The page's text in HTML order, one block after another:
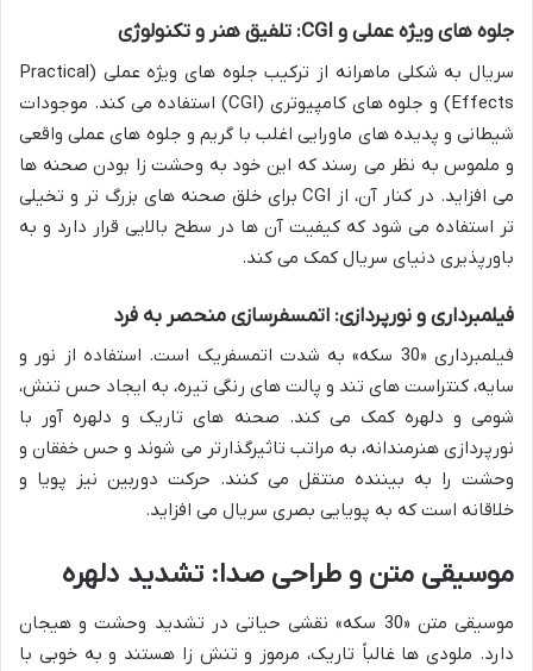
جلوه های ویژه عملی و CGI: تلفیق هنر و تکنولوژی
سریال به شکلی ماهرانه از ترکیب جلوه های ویژه عملی (Practical
Effects) و جلوه های کامپیوتری (CGI) استفاده می کند. موجودات
شیطانی و پدیده های ماورایی اغلب با گریم و جلوه های عملی واقعی
و ملموس به نظر می رسند که این خود به وحشت زا بودن صحنه ها
می افزاید. در کنار آن، از CGI برای خلق صحنه های بزرگ تر و تخیلی
تر استفاده می شود که کیفیت آن ها در سطح بالایی قرار دارد و به
باورپذیری دنیای سریال کمک می کند.
فیلمبرداری و نورپردازی: اتمسفرسازی منحصر به فرد
فیلمبرداری «30 سکه» به شدت اتمسفریک است. استفاده از نور و
سایه، کنتراست های تند و پالت های رنگی تیره، به ایجاد حس تنش،
شومی و دلهره کمک می کند. صحنه های تاریک و دلهره آور با
نورپردازی هنرمندانه، به مراتب تاثیرگذارتر می شوند و حس خفقان و
وحشت را به بیننده منتقل می کنند. حرکت دوربین نیز پویا و
خلاقانه است که به پویایی بصری سریال می افزاید.
موسیقی متن و طراحی صدا: تشدید دلهره
موسیقی متن «30 سکه» نقشی حیاتی در تشدید وحشت و هیجان
دارد. ملودی ها غالباً تاریک، مرموز و تنش زا هستند و به خوبی با